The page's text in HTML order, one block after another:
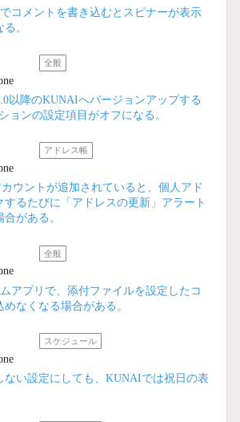
コメントを書き込むとスピナーが表示
。
全般
以降のKUNAIへバージョンアップする
ョンの設定項目がオフになる。
アドレス帳
ウントが追加されていると、個人アド
するたびに「アドレスの更新」アラート
がある。
全般
アプリで、添付ファイルを設定したコ
めなくなる場合がある。
スケジュール
ない設定にしても、KUNAIでは祝日の表